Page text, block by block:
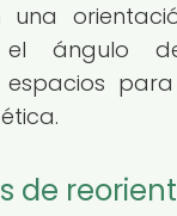
una
el ángulo
de